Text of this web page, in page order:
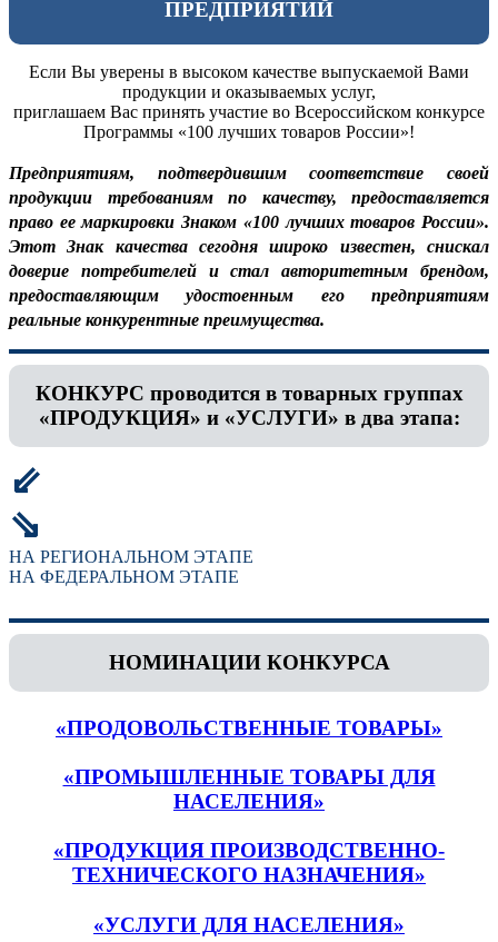
ПРЕДПРИЯТИЙ
Если Вы уверены в высоком качестве выпускаемой Вами
продукции и оказываемых услуг,
приглашаем Вас принять участие во Всероссийском конкурсе
Программы «100 лучших товаров России»!
Предприятиям, подтвердившим соответствие своей
продукции требованиям по качеству, предоставляется
право ее маркировки Знаком «100 лучших товаров России».
Этот Знак качества сегодня широко известен, снискал
доверие потребителей и стал авторитетным брендом,
предоставляющим удостоенным его предприятиям
реальные конкурентные преимущества.
КОНКУРС проводится в товарных группах
«ПРОДУКЦИЯ» и «УСЛУГИ» в два этапа:
⇙
⇘
НА РЕГИОНАЛЬНОМ ЭТАПЕ
НА ФЕДЕРАЛЬНОМ ЭТАПЕ
НОМИНАЦИИ КОНКУРСА
«ПРОДОВОЛЬСТВЕННЫЕ ТОВАРЫ»
«ПРОМЫШЛЕННЫЕ ТОВАРЫ ДЛЯ
НАСЕЛЕНИЯ»
«ПРОДУКЦИЯ ПРОИЗВОДСТВЕННО-
ТЕХНИЧЕСКОГО НАЗНАЧЕНИЯ»
«УСЛУГИ ДЛЯ НАСЕЛЕНИЯ»